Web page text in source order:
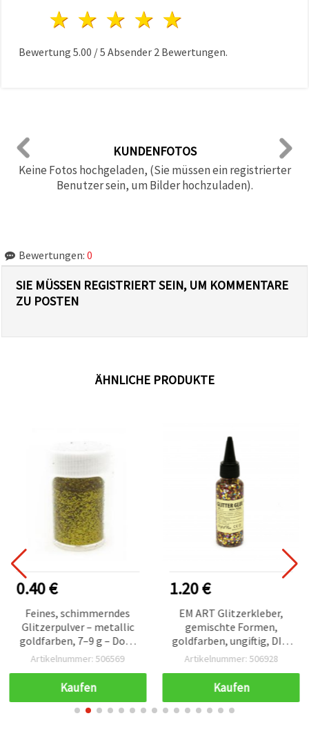
4 Sterne
3 Sterne
2 Sterne
1 Stern
Bewertung 5.00 /5 Absender 2 Bewertungen.
KUNDENFOTOS
Keine Fotos hochgeladen, (Sie müssen ein registrierter
Benutzer sein, um Bilder hochzuladen).
Bewertungen: 0
SIE MÜSSEN REGISTRIERT SEIN, UM KOMMENTARE
ZU POSTEN
ÄHNLICHE PRODUKTE
0.40 €
Feines, schimmerndes
Glitzerpulver – metallic
goldfarben, 7–9 g – Dose
mit Schüttaufsatz für
Resin & DIY‑Deko
Artikelnummer: 506569
Kaufen
1.20 €
EM ART Glitzerkleber,
gemischte Formen,
goldfarben, ungiftig, DIY-
Basteldeko, 50 ml
Artikelnummer: 506928
Kaufen